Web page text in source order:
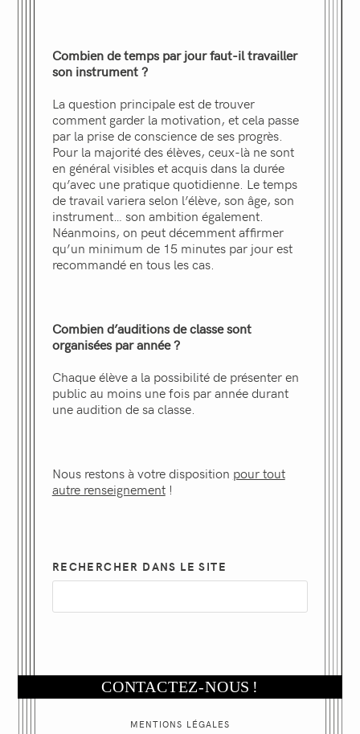
Combien de temps par jour faut-il travailler
son instrument ?
La question principale est de trouver
comment garder la motivation, et cela passe
par la prise de conscience de ses progrès.
Pour la majorité des élèves, ceux-là ne sont
en général visibles et acquis dans la durée
qu’avec une pratique quotidienne. Le temps
de travail variera selon l’élève, son âge, son
instrument… son ambition également.
Néanmoins, on peut décemment affirmer
qu’un minimum de 15 minutes par jour est
recommandé en tous les cas.
Combien d’auditions de classe sont
organisées par année ?
Chaque élève a la possibilité de présenter en
public au moins une fois par année durant
une audition de sa classe.
Nous restons à votre disposition pour tout
autre renseignement!
RECHERCHER DANS LE SITE
CONTACTEZ-NOUS !
MENTIONS LÉGALES